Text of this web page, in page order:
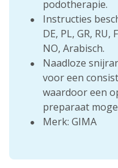
podotherapie.
Instructies
DE, PL, GR, RU,
NO, Arabisch.
Naadloze
voor een
waardoor een
preparaat
Merk: GIMA